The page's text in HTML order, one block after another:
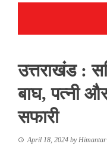
उत्तराखंड :
बाघ, पत्नी
सफारी
April 18, 2024 byHimantar